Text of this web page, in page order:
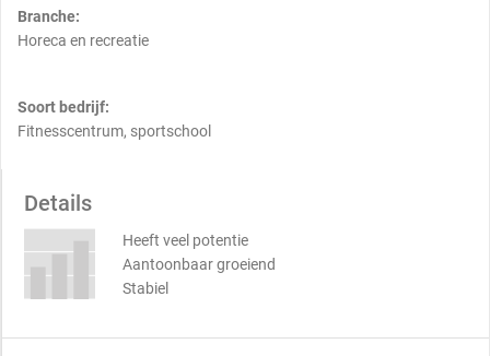
Branche:
Horeca en recreatie
Soort bedrijf:
Fitnesscentrum, sportschool
Details
Heeft veel potentie
Aantoonbaar groeiend
Stabiel